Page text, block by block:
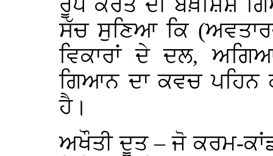
ਰੂਪ ਕਰਤੇ ਦੀ ਬਖ਼ਸ਼ਿਸ਼
ਸੱਚ ਸੁਣਿਆ ਕਿ
ਵਿਕਾਰਾਂ ਦੇ ਦਲ,
ਗਿਆਨ ਦਾ ਕਵਚ ਪਹਿਨ
ਹੈ।
ਅਖੌਤੀ ਦੂਤ – ਜੋ ਕਰਮ-